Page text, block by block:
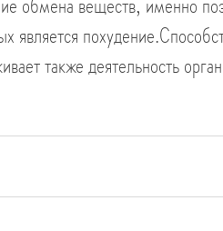
является
также деятельность